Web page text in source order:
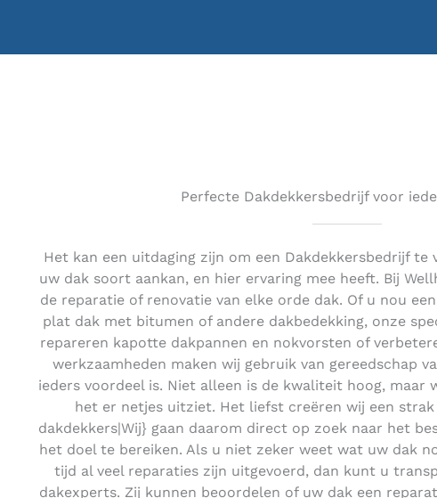
Perfecte Dakdekkersbedrijf voor
Het kan een uitdaging zijn om een Dakdekkersbedrijf te
uw dak soort aankan, en hier ervaring mee heeft. Bij
de reparatie of renovatie van elke orde dak. Of u nou
plat dak met bitumen of andere dakbedekking, onze
repareren kapotte dakpannen en nokvorsten of
werkzaamheden maken wij gebruik van gereedschap
ieders voordeel is. Niet alleen is de kwaliteit hoog, maar
het er netjes uitziet. Het liefst creëren wij een
dakdekkers|Wij} gaan daarom direct op zoek naar het
het doel te bereiken. Als u niet zeker weet wat uw dak
tijd al veel reparaties zijn uitgevoerd, dan kunt u
dakexperts. Zij kunnen beoordelen of uw dak een